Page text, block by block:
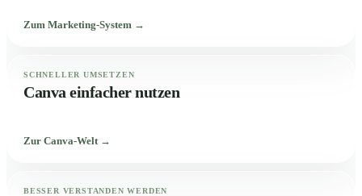
Zum Marketing-System →
SCHNELLER UMSETZEN
Canva einfacher nutzen
Zur Canva-Welt →
BESSER VERSTANDEN WERDEN